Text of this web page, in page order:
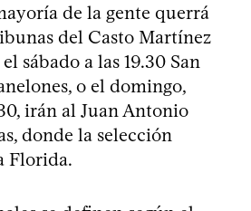
de la gente querrá
del Casto Martínez
sábado a las 19.30 San
o el domingo,
irán al Juan Antonio
donde la selección
Florida.